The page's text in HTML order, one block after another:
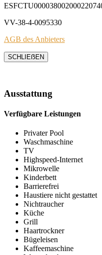
VV-38-4-0095330
AGB des Anbieters
SCHLIEẞEN
Ausstattung
Verfügbare Leistungen
Privater Pool
Waschmaschine
TV
Highspeed-Internet
Mikrowelle
Kinderbett
Barrierefrei
Haustiere nicht gestattet
Nichtraucher
Küche
Grill
Haartrockner
Bügeleisen
Kaffeemaschine